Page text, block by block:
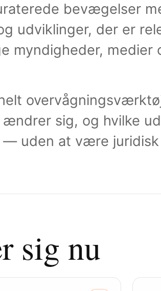
bevægelser
udviklinger, der er
myndigheder, medier
sig, og hvilke
uden at være juridisk
sig nu